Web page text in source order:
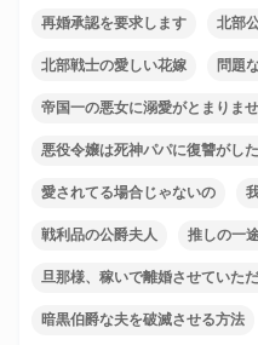
再婚承認を要求します 北部
北部戦士の愛しい花嫁 問題
帝国一の悪女に溺愛がとまりませ
悪役令嬢は死神パパに復讐がし
愛されてる場合じゃないの
戦利品の公爵夫人 推しの一
旦那様、稼いで離婚させていた
暗黒伯爵な夫を破滅させる方法